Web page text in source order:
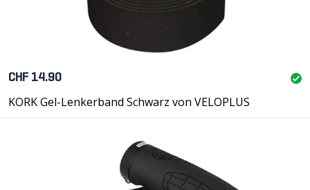
CHF 14.90
KORK Gel-Lenkerband Schwarz von VELOPLUS